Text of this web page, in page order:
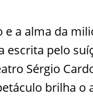
a alma da
escrita pelo
Sérgio
brilha o